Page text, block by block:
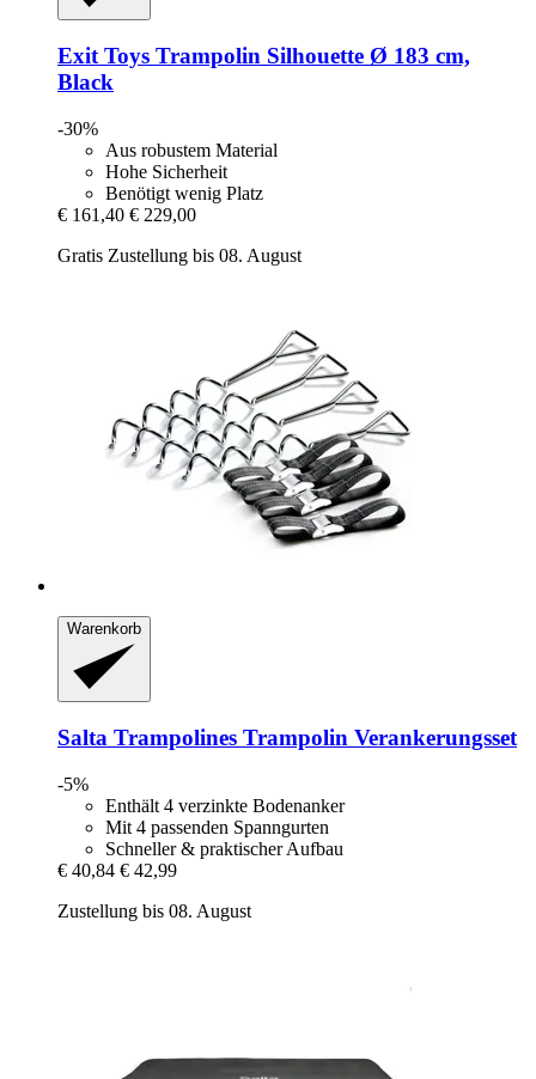
Exit Toys Trampolin Silhouette Ø 183 cm,
Black
-30%
Aus robustem Material
Hohe Sicherheit
Benötigt wenig Platz
€ 161,40 € 229,00
Gratis Zustellung bis 08. August
Warenkorb
Salta Trampolines Trampolin Verankerungsset
-5%
Enthält 4 verzinkte Bodenanker
Mit 4 passenden Spanngurten
Schneller & praktischer Aufbau
€ 40,84 € 42,99
Zustellung bis 08. August